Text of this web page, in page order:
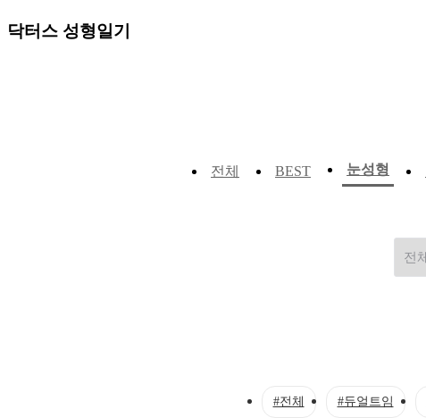
닥터스 성형일기
전체 BEST 눈성형
#전체 #듀얼트임